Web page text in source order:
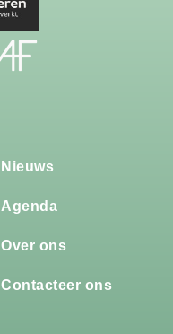
Nieuws
Agenda
Over ons
Contacteer ons